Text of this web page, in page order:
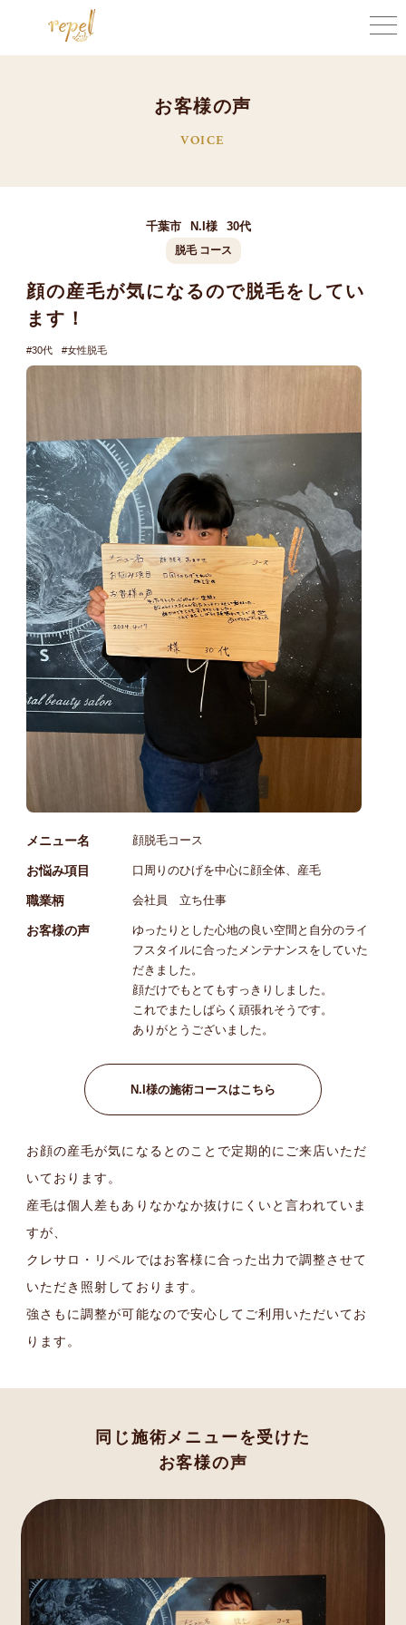
お客様の声
VOICE
千葉市 N.I様 30代
脱毛コース
顔の産毛が気になるので脱毛をしてい
ます！
30代 女性脱毛
メニュー名 顔脱毛コース
お悩み項目 口周りのひげを中心に顔全体、産毛
職業柄 会社員 立ち仕事
お客様の声
ゆったりとした心地の良い空間と自分のライ
フスタイルに合ったメンテナンスをしていた
だきました。
顔だけでもとてもすっきりしました。
これでまたしばらく頑張れそうです。
ありがとうございました。
N.I様の施術コースはこちら
お顔の産毛が気になるとのことで定期的にご来店いただ
いております。
産毛は個人差もありなかなか抜けにくいと言われていま
すが、
クレサロ・リペルではお客様に合った出力で調整させて
いただき照射しております。
強さもに調整が可能なので安心してご利用いただいてお
ります。
同じ施術メニューを受けた
お客様の声